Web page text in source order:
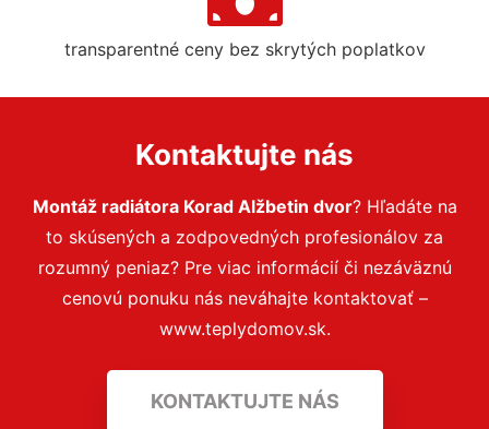
transparentné ceny bez skrytých poplatkov
Kontaktujte nás
Montáž radiátora Korad Alžbetin dvor? Hľadáte na
to skúsených a zodpovedných profesionálov za
rozumný peniaz? Pre viac informácií či nezáväznú
cenovú ponuku nás neváhajte kontaktovať –
www.teplydomov.sk.
KONTAKTUJTE NÁS